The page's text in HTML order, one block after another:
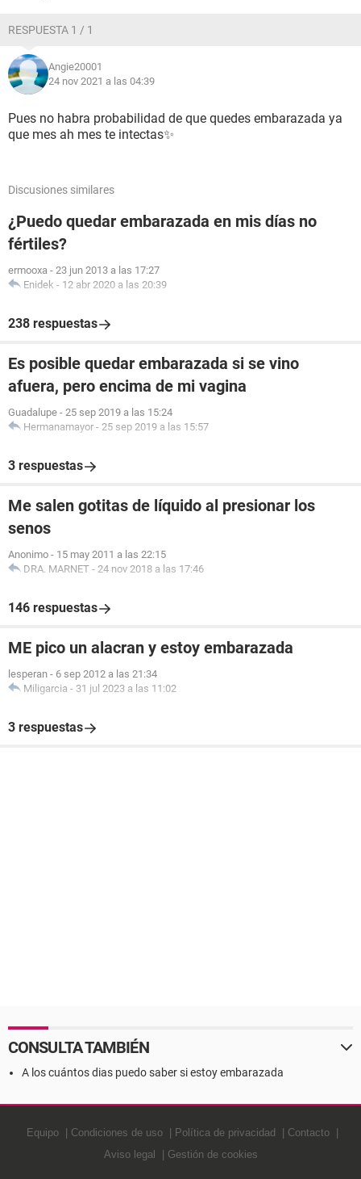
RESPUESTA 1 / 1
Angie20001
24 nov 2021 a las 04:39
Pues no habra probabilidad de que quedes embarazada ya
que mes ah mes te intectas✨
Discusiones similares
¿Puedo quedar embarazada en mis días no
fértiles?
ermooxa - 23 jun 2013 a las 17:27
Enidek - 12 abr 2020 a las 20:39
238 respuestas
Es posible quedar embarazada si se vino
afuera, pero encima de mi vagina
Guadalupe - 25 sep 2019 a las 15:24
Hermanamayor - 25 sep 2019 a las 15:57
3 respuestas
Me salen gotitas de líquido al presionar los
senos
Anonimo - 15 may 2011 a las 22:15
DRA. MARNET - 24 nov 2018 a las 17:46
146 respuestas
ME pico un alacran y estoy embarazada
lesperan - 6 sep 2012 a las 21:34
Miligarcia - 31 jul 2023 a las 11:02
3 respuestas
CONSULTA TAMBIÉN
A los cuántos dias puedo saber si estoy embarazada
Equipo Condiciones de uso Política de privacidad
Contacto
Aviso legal
Gestión de cookies